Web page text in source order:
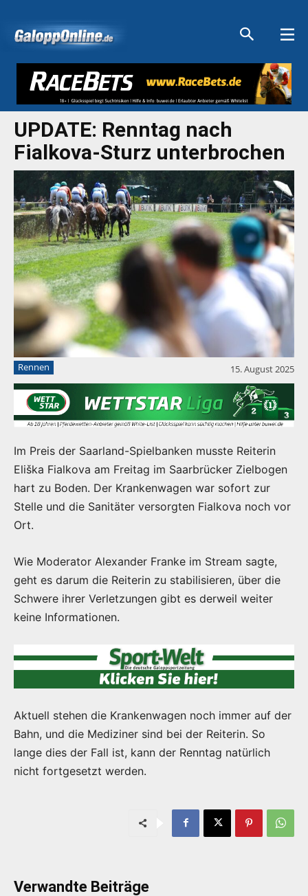
UPDATE: Renntag nach
Fialkova-Sturz unterbrochen
Rennen 15. August 2025
Im Preis der Saarland-Spielbanken musste Reiterin
Eliška Fialkova am Freitag im Saarbrücker Zielbogen
hart zu Boden. Der Krankenwagen war sofort zur
Stelle und die Sanitäter versorgten Fialkova noch vor
Ort.
Wie Moderator Alexander Franke im Stream sagte,
geht es darum die Reiterin zu stabilisieren, über die
Schwere ihrer Verletzungen gibt es derweil weiter
keine Informationen.
Aktuell stehen die Krankenwagen noch immer auf der
Bahn, und die Mediziner sind bei der Reiterin. So
lange dies der Fall ist, kann der Renntag natürlich
nicht fortgesetzt werden.
Verwandte Beiträge